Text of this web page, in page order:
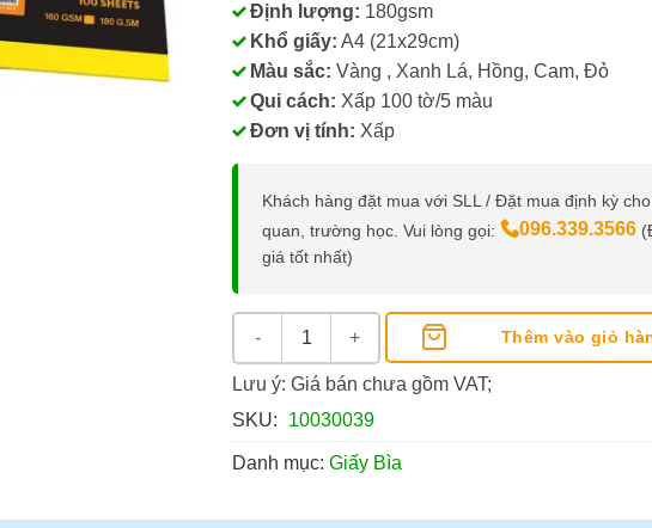
Định lượng: 180gsm
Khổ giấy: A4 (21x29cm)
Màu sắc: Vàng , Xanh Lá, Hồng, Cam, Đỏ
Qui cách: Xấp 100 tờ/5 màu
Đơn vị tính: Xấp
Khách hàng đặt mua với SLL / Đặt mua định kỳ
quan, trường học. Vui lòng gọi:
096.339.3566
giá tốt nhất)
Giấy Bìa A4 Màu Dạ Quang Grand 180gsm (Xấp 5
Thêm vào giỏ
Lưu ý: Giá bán chưa gồm VAT;
SKU:
10030039
Danh mục: Giấy Bìa